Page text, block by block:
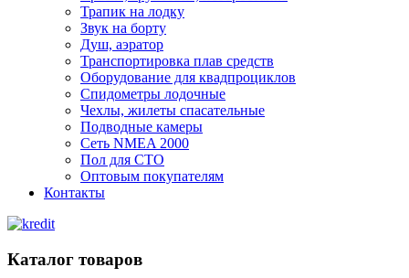
Трапик на лодку
Звук на борту
Душ, аэратор
Транспортировка плав средств
Оборудование для квадпроциклов
Спидометры лодочные
Чехлы, жилеты спасательные
Подводные камеры
Сеть NMEA 2000
Пол для СТО
Оптовым покупателям
Контакты
Каталог товаров